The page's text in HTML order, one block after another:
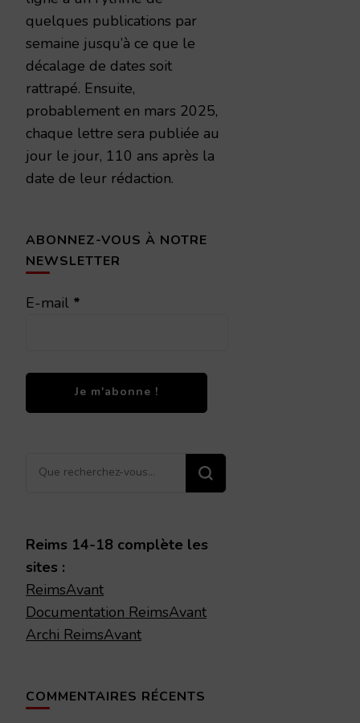
quelques publications par
semaine jusqu’à ce que le
décalage de dates soit
rattrapé. Ensuite,
probablement en mars 2025,
chaque lettre sera publiée au
jour le jour, 110 ans après la
date de leur rédaction.
ABONNEZ-VOUS À NOTRE
NEWSLETTER
E-mail *
Vous
Reims 14-18 complète les
sites :
ReimsAvant
Documentation ReimsAvant
Archi ReimsAvant
COMMENTAIRES RÉCENTS